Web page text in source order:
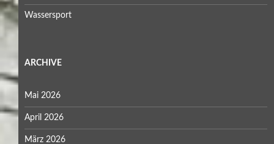
Wassersport
ARCHIVE
Mai 2026
April 2026
März 2026